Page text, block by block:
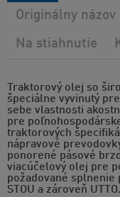
Traktorový olej so
špeciálne vyvinutý
sebe vlastnosti
pre
traktorových
nápravové
ponorené pásové
viacúčelový olej pre
požadované
STOU a zároveň UTTO.
Originálny názov
Na stiahnutie